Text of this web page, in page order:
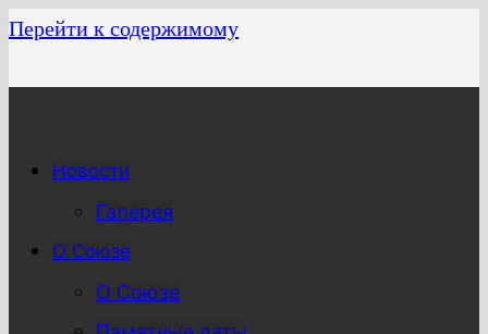
Перейти к содержимому
Новости
Галерея
О Союзе
О Союзе